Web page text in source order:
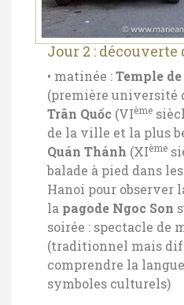
Jour 2 : découverte
• matinée :Temple
(première université
Trân Quốc (VIème
de la ville et la plus
Quán Thánh (XIème
balade à pied dans
Hanoi pour observer
la pagode Ngoc Son
soirée : spectacle de
(traditionnel mais
comprendre la
symboles culturels)